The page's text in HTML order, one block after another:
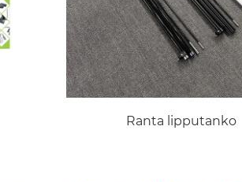
Ranta lipputanko